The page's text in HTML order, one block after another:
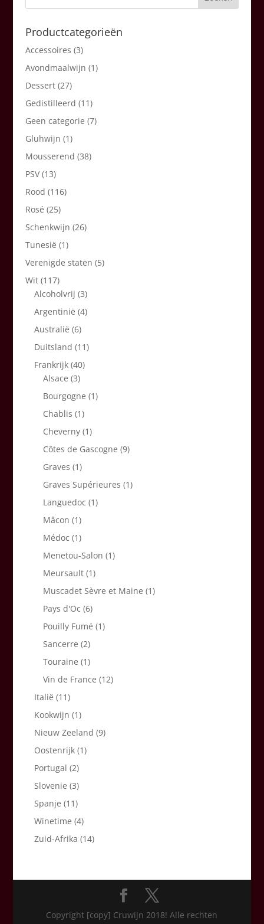
Productcategorieën
Accessoires (3)
Avondmaalwijn (1)
Dessert (27)
Gedistilleerd (11)
Geen categorie (7)
Gluhwijn (1)
Mousserend (38)
PSV (13)
Rood (116)
Rosé (25)
Schenkwijn (26)
Tunesië (1)
Verenigde staten (5)
Wit (117)
Alcoholvrij (3)
Argentinië (4)
Australië (6)
Duitsland (11)
Frankrijk (40)
Alsace (3)
Bourgogne (1)
Chablis (1)
Cheverny (1)
Côtes de Gascogne (9)
Graves (1)
Graves Supérieures (1)
Languedoc (1)
Mâcon (1)
Médoc (1)
Menetou-Salon (1)
Meursault (1)
Muscadet Sèvre et Maine (1)
Pays d'Oc (6)
Pouilly Fumé (1)
Sancerre (2)
Touraine (1)
Vin de France (12)
Italië (11)
Kookwijn (1)
Nieuw Zeeland (9)
Oostenrijk (1)
Portugal (2)
Slovenie (3)
Spanje (11)
Winetime (4)
Zuid-Afrika (14)
Copyright [copy] Cruwijn 2018! Alle rechten